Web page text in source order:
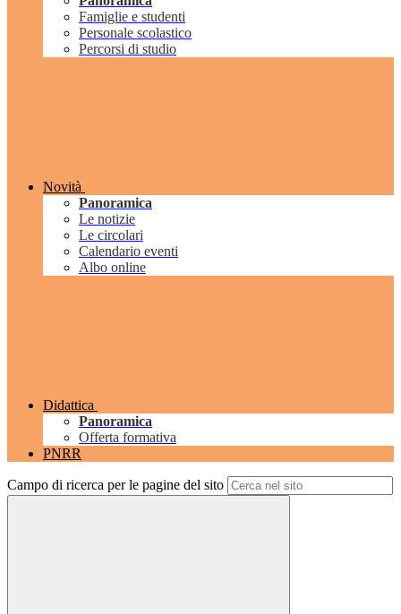
Famiglie e studenti
Personale scolastico
Percorsi di studio
Novità
Panoramica
Le notizie
Le circolari
Calendario eventi
Albo online
Didattica
Panoramica
Offerta formativa
PNRR
Campo di ricerca per le pagine del sito